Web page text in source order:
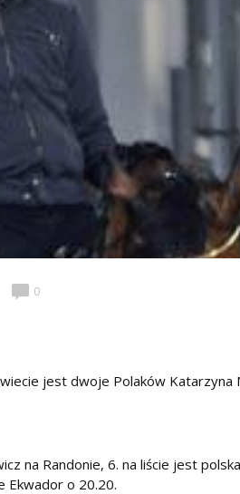
0
jest dwoje Polaków Katarzyna
na Randonie, 6. na liście jest
Ekwador o 20.20.